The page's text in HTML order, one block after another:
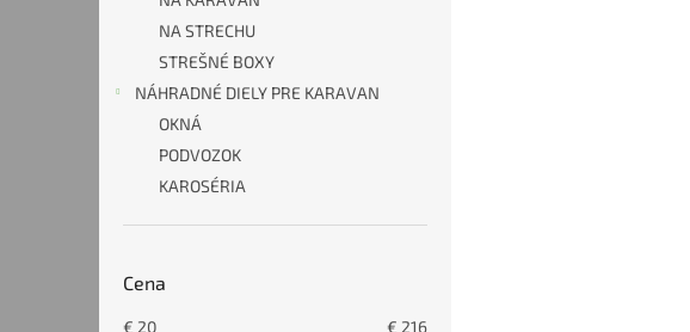
NA STRECHU
STREŠNÉ BOXY
NÁHRADNÉ DIELY PRE KARAVAN
OKNÁ
PODVOZOK
KAROSÉRIA
Cena
€ 20 € 216